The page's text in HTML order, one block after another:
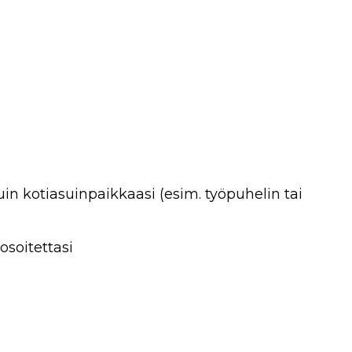
kotiasuinpaikkaasi (esim. työpuhelin tai